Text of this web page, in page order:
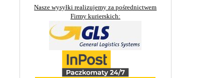
Nasze wysyłki realizujemy za pośrednictwem
Firmy kurierskich: